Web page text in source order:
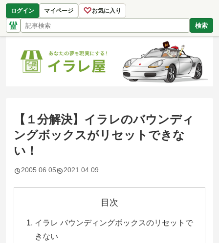
ログイン マイページ ♡お気に入り
検索
【１分解決】イラレのバウンディ
ングボックスがリセットできな
い！
2005.06.05 2021.04.09
目次
イラレ バウンディングボックスのリセットで
きない